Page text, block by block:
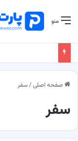
منو
صفحه اصلی/سفر
سفر